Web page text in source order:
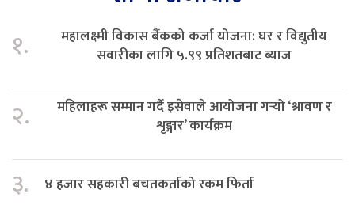
१.
महालक्ष्मी विकास बैंकको कर्जा योजना: घर र विद्युतीय
सवारीका लागि ५.९९ प्रतिशतबाट ब्याज
२.
महिलाहरू सम्मान गर्दै इसेवाले आयोजना गर्‍यो ‘श्रावण र
शृङ्गार’ कार्यक्रम
३. ४ हजार सहकारी बचतकर्ताको रकम फिर्ता